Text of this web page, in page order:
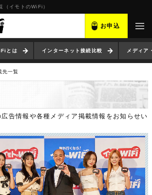
（イモトのWiFi）
お申込
とは インターネット接続比較 メディア
先一覧
広告情報や各種メディア掲載情報をお知らせい